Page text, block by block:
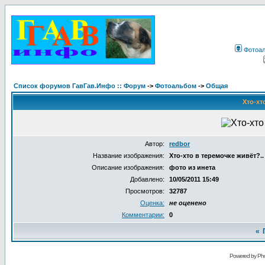
Список форумов ГавГав.Инфо :: Форум -> Фотоальбом -> Общая
Хто-
Автор:
redbor
Название изображения:
Хто-хто в теремочке живёт?..
Описание изображения:
фото из инета
Добавлено:
10/05/2011 15:49
Просмотров:
32787
Оценка:
не оценено
Комментарии:
0
«
Powered by